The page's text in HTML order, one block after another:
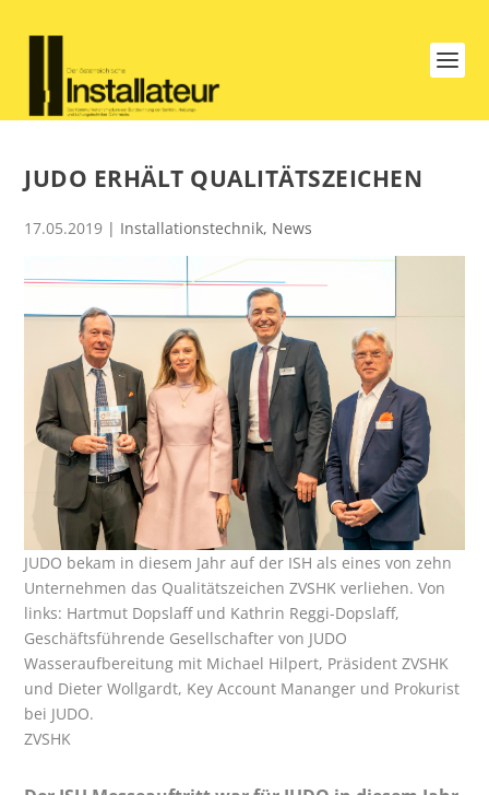
JUDO ERHÄLT QUALITÄTSZEICHEN
17.05.2019 | Installationstechnik, News
JUDO bekam in diesem Jahr auf der ISH als eines von zehn
Unternehmen das Qualitätszeichen ZVSHK verliehen. Von
links: Hartmut Dopslaff und Kathrin Reggi-Dopslaff,
Geschäftsführende Gesellschafter von JUDO
Wasseraufbereitung mit Michael Hilpert, Präsident ZVSHK
und Dieter Wollgardt, Key Account Mananger und Prokurist
bei JUDO.
ZVSHK